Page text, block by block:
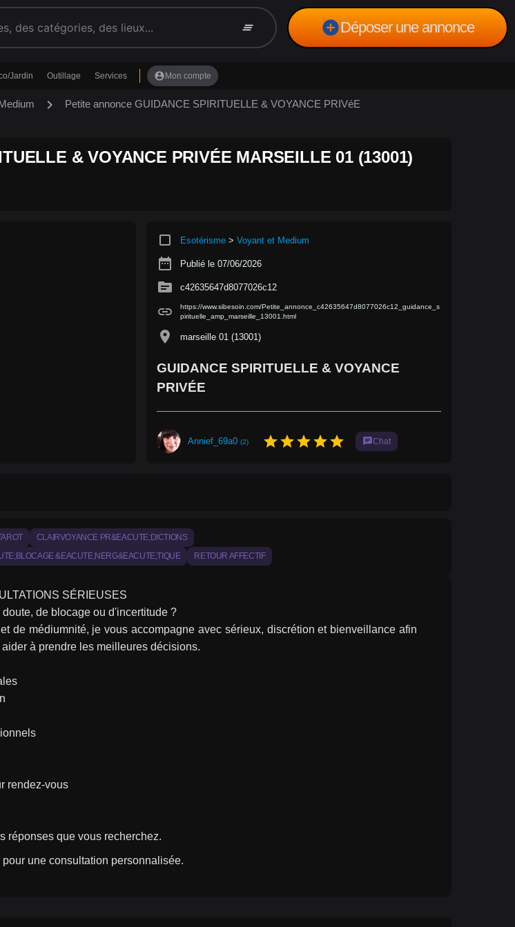
clear_all add_circleDéposer une annonce
Jardin Outillage Services account_circle Mon compte
chevron_right Petite annonce GUIDANCE SPIRITUELLE & VOYANCE PRIVéE
& VOYANCE PRIVÉE MARSEILLE 01 (13001)
crop_square Esotérisme> Voyant et Medium
date_range Publié le 07/06/2026
source c42635647d8077026c12
link
https://www.sibesoin.com/Petite_annonce_c42635647d8077026c12_guidance_s
pirituelle_amp_marseille_13001.html
location_on marseille 01 (13001)
GUIDANCE SPIRITUELLE & VOYANCE
PRIVÉE
Annief_69a0 (2) starstarstarstarstar chatChat
CLAIRVOYANCE PR&EACUTE;DICTIONS
&EACUTE;NERG&EACUTE;TIQUE RETOUR AFFECTIF
SÉRIEUSES
de blocage ou d'incertitude ?
de médiumnité, je vous accompagne avec sérieux, discrétion et bienveillance afin
à prendre les meilleures décisions.
rendez-vous
réponses que vous recherchez.
une consultation personnalisée.